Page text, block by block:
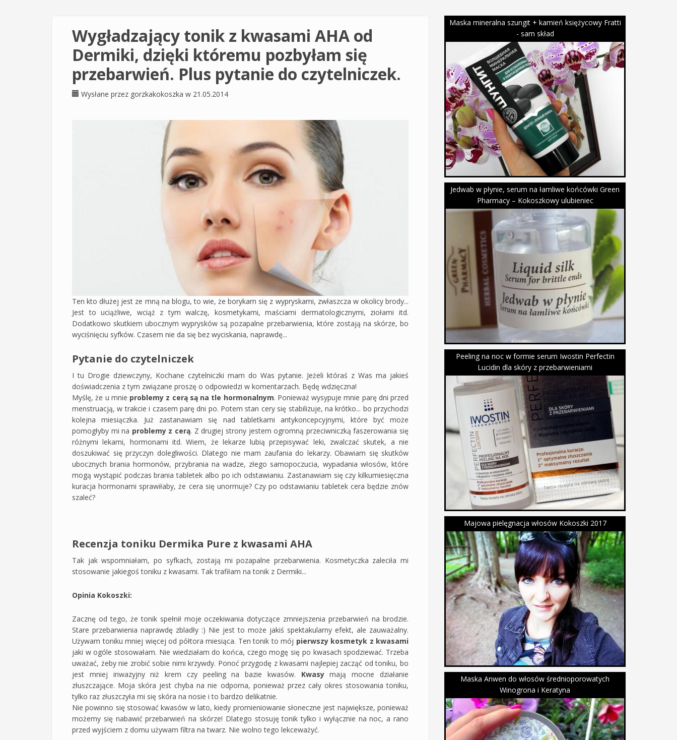
Wygładzający tonik z kwasami AHA od
Dermiki, dzięki któremu pozbyłam się
przebarwień. Plus pytanie do czytelniczek.
Wysłane przez gorzkakokoszka w 21.05.2014
Ten kto dłużej jest ze mną na blogu, to wie, że borykam się z wypryskami, zwłaszcza w okolicy brody...
Jest to uciążliwe, wciąż z tym walczę, kosmetykami, maściami dermatologicznymi, ziołami itd.
Dodatkowo skutkiem ubocznym wyprysków są pozapalne przebarwienia, które zostają na skórze, bo
wyciśnięciu syfków. Czasem nie da się bez wyciskania, naprawdę...
Pytanie do czytelniczek
I tu Drogie dziewczyny, Kochane czytelniczki mam do Was pytanie. Jeżeli któraś z Was ma jakieś
doświadczenia z tym związane proszę o odpowiedzi w komentarzach. Będę wdzięczna!
Myślę, że u mnie problemy z cerą są na tle hormonalnym. Ponieważ wysypuje mnie parę dni przed
menstruacją, w trakcie i czasem parę dni po. Potem stan cery się stabilizuje, na krótko... bo przychodzi
kolejna miesiączka. Już zastanawiam się nad tabletkami antykoncepcyjnymi, które być może
pomogłyby mi na problemy z cerą. Z drugiej strony jestem ogromną przeciwniczką faszerowania się
różnymi lekami, hormonami itd. Wiem, że lekarze lubią przepisywać leki, zwalczać skutek, a nie
doszukiwać się przyczyn dolegliwości. Dlatego nie mam zaufania do lekarzy. Obawiam się skutków
ubocznych brania hormonów, przybrania na wadze, złego samopoczucia, wypadania włosów, które
mogą wystąpić podczas brania tabletek albo po ich odstawianiu. Zastanawiam się czy kilkumiesięczna
kuracja hormonami sprawiłaby, że cera się unormuje? Czy po odstawianiu tabletek cera będzie znów
szaleć?
Recenzja toniku Dermika Pure z kwasami AHA
Tak jak wspomniałam, po syfkach, zostają mi pozapalne przebarwienia. Kosmetyczka zaleciła mi
stosowanie jakiegoś toniku z kwasami. Tak trafiłam na tonik z Dermiki...
Opinia Kokoszki:
Zacznę od tego, że tonik spełnił moje oczekiwania dotyczące zmniejszenia przebarwień na brodzie.
Stare przebarwienia naprawdę zbladły :) Nie jest to może jakiś spektakularny efekt, ale zauważalny.
Używam toniku mniej więcej od półtora miesiąca. Ten tonik to mój pierwszy kosmetyk z kwasami
jaki w ogóle stosowałam. Nie wiedziałam do końca, czego mogę się po kwasach spodziewać. Trzeba
uważać, żeby nie zrobić sobie nimi krzywdy. Ponoć przygodę z kwasami najlepiej zacząć od toniku, bo
jest mniej inwazyjny niż krem czy peeling na bazie kwasów. Kwasymają mocne działanie
złuszczające. Moja skóra jest chyba na nie odporna, ponieważ przez cały okres stosowania toniku,
tylko raz złuszczyła mi się skóra na nosie i to bardzo delikatnie.
Nie powinno się stosować kwasów w lato, kiedy promieniowanie słoneczne jest największe, ponieważ
możemy się nabawić przebarwień na skórze! Dlatego stosuję tonik tylko i wyłącznie na noc, a rano
przed wyjściem z domu używam filtra na twarz. Nie wolno tego lekceważyć.
Maska mineralna szungit + kamień księżycowy Fratti
- sam skład
Jedwab w płynie, serum na łamliwe końcówki Green
Pharmacy – Kokoszkowy ulubieniec
Peeling na noc w formie serum Iwostin Perfectin
Lucidin dla skóry z przebarwieniami
Majowa pielęgnacja włosów Kokoszki 2017
Maska Anwen do włosów średnioporowatych
Winogrona i Keratyna